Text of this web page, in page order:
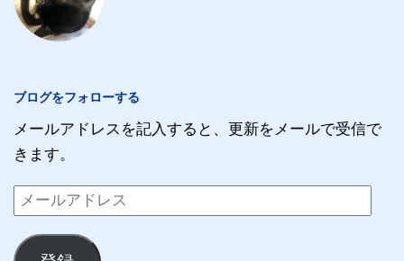
ブログをフォローする
メールアドレスを記入すると、更新をメールで受信で
きます。
メ
ル